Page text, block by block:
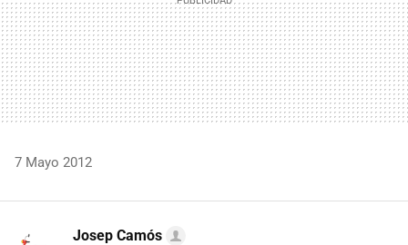
7 Mayo 2012
Josep Camós